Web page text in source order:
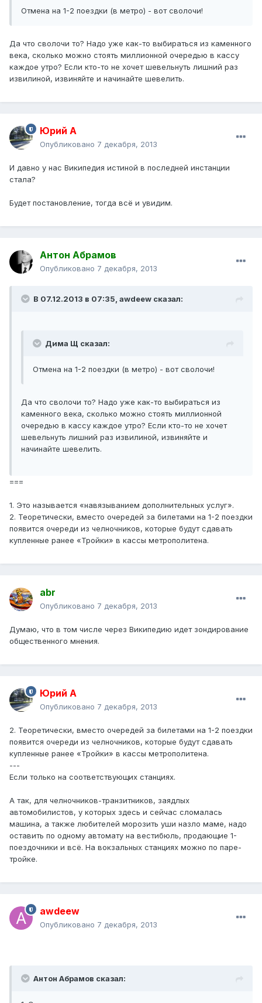
Отмена на 1-2 поездки (в метро) - вот сволочи!
Да что сволочи то? Надо уже как-то выбираться из каменного
века, сколько можно стоять миллионной очередью в кассу
каждое утро? Если кто-то не хочет шевельнуть лишний раз
извилиной, извиняйте и начинайте шевелить.
Юрий А
Опубликовано 7 декабря, 2013
И давно у нас Википедия истиной в последней инстанции
стала?
Будет постановление, тогда всё и увидим.
Антон Абрамов
Опубликовано 7 декабря, 2013
В 07.12.2013 в 07:35, awdeew сказал:
Дима Щ сказал:
Отмена на 1-2 поездки (в метро) - вот сволочи!
Да что сволочи то? Надо уже как-то выбираться из
каменного века, сколько можно стоять миллионной
очередью в кассу каждое утро? Если кто-то не хочет
шевельнуть лишний раз извилиной, извиняйте и
начинайте шевелить.
===
1. Это называется «навязыванием дополнительных услуг».
2. Теоретически, вместо очередей за билетами на 1-2 поездки
появится очереди из челночников, которые будут сдавать
купленные ранее «Тройки» в кассы метрополитена.
abr
Опубликовано 7 декабря, 2013
Думаю, что в том числе через Википедию идет зондирование
общественного мнения.
Юрий А
Опубликовано 7 декабря, 2013
2. Теоретически, вместо очередей за билетами на 1-2 поездки
появится очереди из челночников, которые будут сдавать
купленные ранее «Тройки» в кассы метрополитена.
---
Если только на соответствующих станциях.
А так, для челночников-транзитников, заядлых
автомобилистов, у которых здесь и сейчас сломалась
машина, а также любителей морозить уши назло маме, надо
оставить по одному автомату на вестибюль, продающие 1-
поездочники и всё. На вокзальных станциях можно по паре-
тройке.
awdeew
Опубликовано 7 декабря, 2013
Антон Абрамов сказал: